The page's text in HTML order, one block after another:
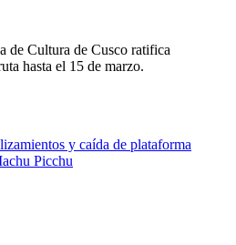
de Cultura de Cusco ratifica
hasta el 15 de marzo.